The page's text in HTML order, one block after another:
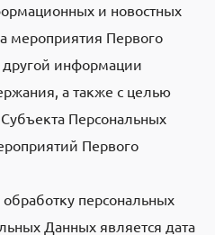
и новостных
мероприятия Первого
другой информации
а также с целью
Персональных
Первого
персональных
Данных является дата